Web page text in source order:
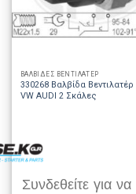
ΒΑΛΒΙΔΕΣ ΒΕΝΤΙΛΑΤΕΡ
330268 Βαλβίδα Βεντιλατέρ
VW AUDI 2 Σκάλες
Συνδεθείτε για να